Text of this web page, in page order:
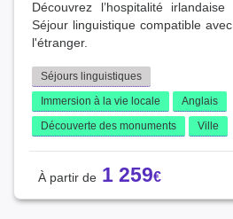
Découvrez l’hospitalité
Séjour linguistique compatible
l'étranger.
Séjours linguistiques
Immersion à la vie locale
Anglais
Découverte des monuments
Ville
1 259